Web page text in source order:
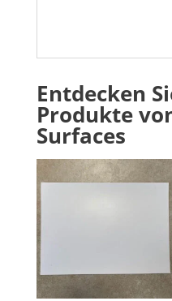
Entdecken
Produkte
Surfaces